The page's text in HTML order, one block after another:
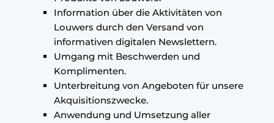
Information über die Aktivitäten von
Louwers durch den Versand von
informativen digitalen Newslettern.
Umgang mit Beschwerden und
Komplimenten.
Unterbreitung von Angeboten für unsere
Akquisitionszwecke.
Anwendung und Umsetzung aller